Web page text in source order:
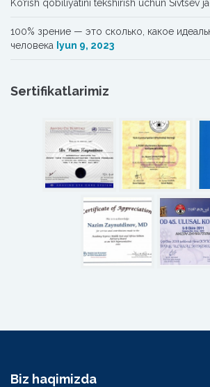
Ko’rish qobiliyatini tekshirish uchun Sivtsev
100% зрение — это сколько, какое
человека Iyun 9, 2023
Sertifikatlarimiz
Biz haqimizda